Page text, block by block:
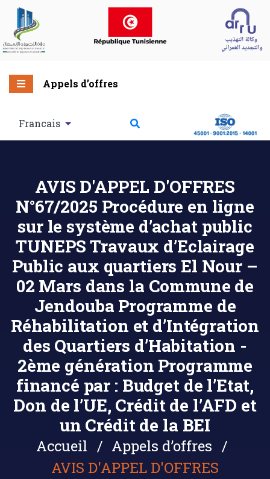
Appels d’offres
Francais
AVIS D'APPEL D'OFFRES
N°67/2025 Procédure en ligne
sur le système d’achat public
TUNEPS Travaux d’Eclairage
Public aux quartiers El Nour –
02 Mars dans la Commune de
Jendouba Programme de
Réhabilitation et d’Intégration
des Quartiers d’Habitation -
2ème génération Programme
financé par : Budget de l’Etat,
Don de l’UE, Crédit de l’AFD et
un Crédit de la BEI
Accueil
Appels d’offres
AVIS D'APPEL D'OFFRES